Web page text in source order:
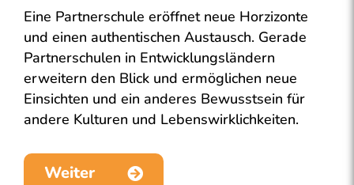
Eine Partnerschule eröffnet neue Horzizonte
und einen authentischen Austausch. Gerade
Partnerschulen in Entwicklungsländern
erweitern den Blick und ermöglichen neue
Einsichten und ein anderes Bewusstsein für
andere Kulturen und Lebenswirklichkeiten.
Weiter